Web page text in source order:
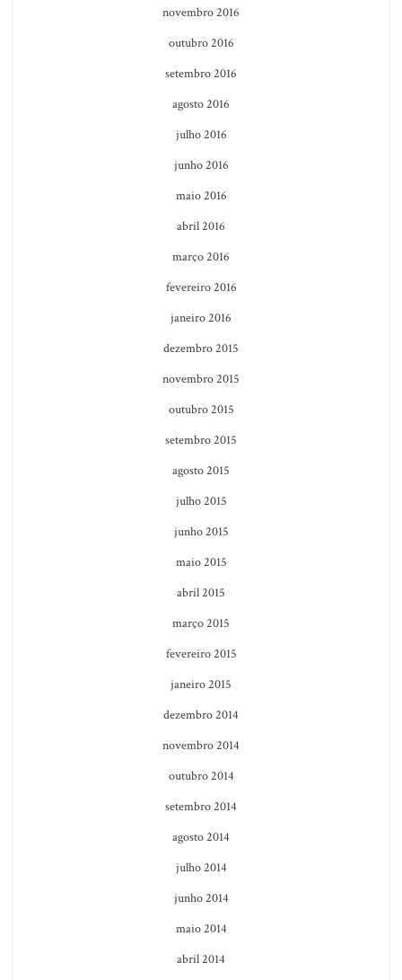
novembro 2016
outubro 2016
setembro 2016
agosto 2016
julho 2016
junho 2016
maio 2016
abril 2016
março 2016
fevereiro 2016
janeiro 2016
dezembro 2015
novembro 2015
outubro 2015
setembro 2015
agosto 2015
julho 2015
junho 2015
maio 2015
abril 2015
março 2015
fevereiro 2015
janeiro 2015
dezembro 2014
novembro 2014
outubro 2014
setembro 2014
agosto 2014
julho 2014
junho 2014
maio 2014
abril 2014